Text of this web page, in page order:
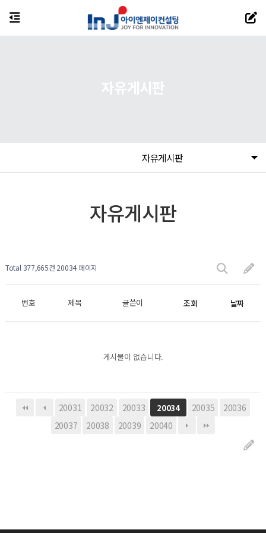
자유게시판
자유게시판
Total 377,665건 20034 페이지
번호 제목 글쓴이 조회 날짜
게시물이 없습니다.
20031 20032 20033 20034 20035
20036
20037
20038 20039 20040